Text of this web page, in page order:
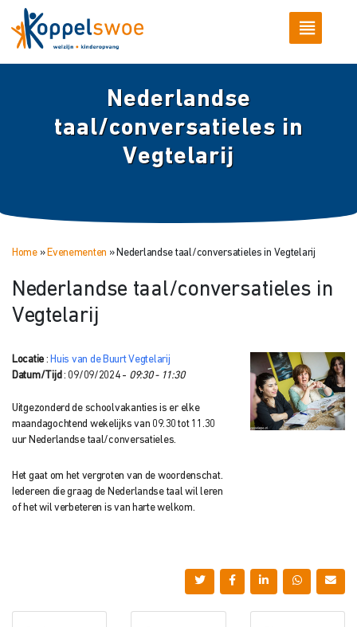
Nederlandse
taal/conversatieles in
Vegtelarij
Home» Evenementen » Nederlandse taal/conversatieles in Vegtelarij
Nederlandse taal/conversatieles in
Vegtelarij
Locatie : Huis van de Buurt Vegtelarij
Datum/Tijd : 09/09/2024 - 09:30 - 11:30
Uitgezonderd de schoolvakanties is er elke
maandagochtend wekelijks van 09.30 tot 11.30
uur Nederlandse taal/conversatieles.
Het gaat om het vergroten van de woordenschat.
Iedereen die graag de Nederlandse taal wil leren
of het wil verbeteren is van harte welkom.